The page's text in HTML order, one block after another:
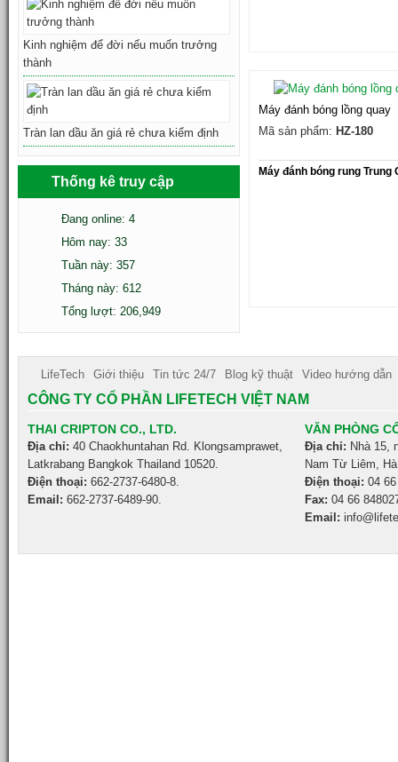
Máy đánh bóng lồng quay
Mã sản phẩm: HZ-180
Máy đánh bóng rung Trung
Kinh nghiệm để đời nếu muốn trưởng
thành
Tràn lan dầu ăn giá rẻ chưa kiểm định
Thống kê truy cập
Đang online: 4
Hôm nay: 33
Tuần này: 357
Tháng này: 612
Tổng lượt: 206,949
LifeTech Giới thiệu Tin tức 24/7 Blog kỹ thuật Video hướng dẫn
CÔNG TY CỔ PHẦN LIFETECH VIỆT NAM
THAI CRIPTON CO., LTD.
Địa chỉ: 40 Chaokhuntahan Rd. Klongsamprawet,
Latkrabang Bangkok Thailand 10520.
Điện thoại: 662-2737-6480-8.
Email: 662-2737-6489-90.
VĂN PHÒNG
Địa chỉ: Nhà 15,
Nam Từ Liêm,
Điện thoại: 04
Fax: 04 66
Email: